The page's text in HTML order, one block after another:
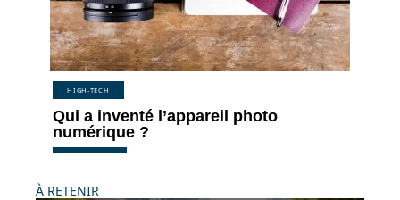
HIGH-TECH
Qui a inventé l’appareil photo
numérique ?
À RETENIR